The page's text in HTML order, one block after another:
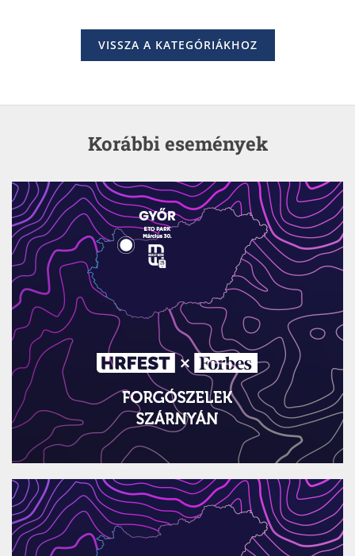
VISSZA A KATEGÓRIÁKHOZ
Korábbi események